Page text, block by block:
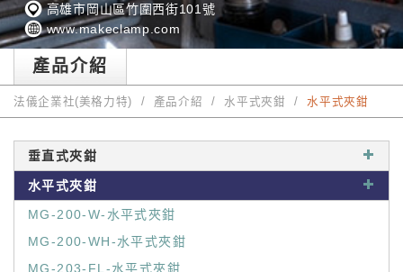
高雄市岡山區竹圍西街101號
www.makeclamp.com
產品介紹
法儀企業社(美格力特) 產品介紹 水平式夾鉗 水平式夾鉗
垂直式夾鉗
水平式夾鉗
MG-200-W-水平式夾鉗
MG-200-WH-水平式夾鉗
MG-203-FL-水平式夾鉗